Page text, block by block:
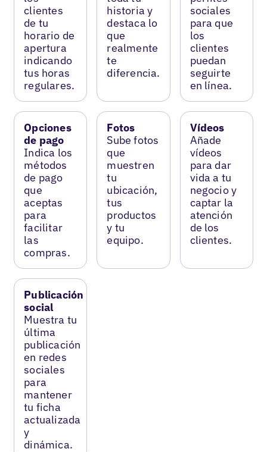
clientes
de tu
horario de
apertura
indicando
tus horas
regulares.
historia y
destaca lo
que
realmente
te
diferencia.
sociales
para que
los
clientes
puedan
seguirte
en línea.
Opciones
de pago
Indica los
métodos
de pago
que
aceptas
para
facilitar
las
compras.
Fotos
Sube fotos
que
muestren
tu
ubicación,
tus
productos
y tu
equipo.
Vídeos
Añade
vídeos
para dar
vida a tu
negocio y
captar la
atención
de los
clientes.
Publicación
social
Muestra tu
última
publicación
en redes
sociales
para
mantener
tu ficha
actualizada
y
dinámica.